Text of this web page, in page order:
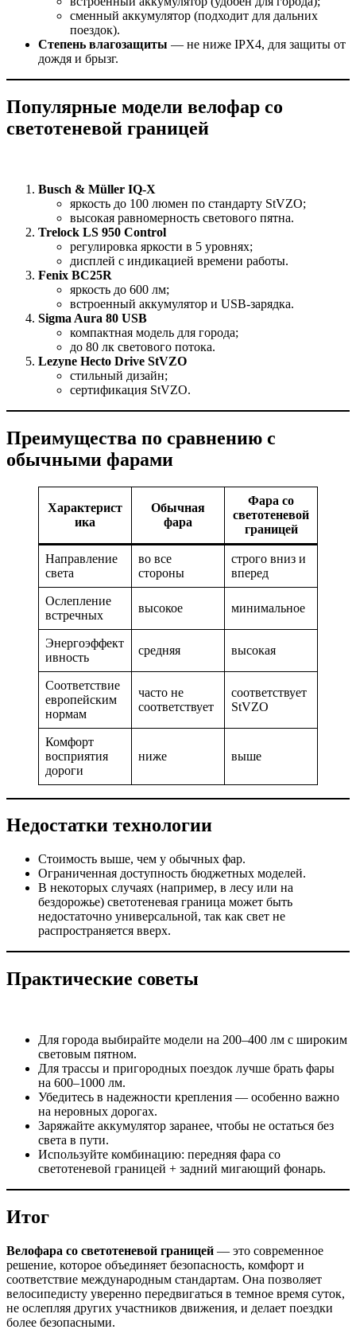
сменный аккумулятор (подходит для дальних
поездок).
Степень влагозащиты — не ниже IPX4, для защиты от
дождя и брызг.
Популярные модели велофар со
светотеневой границей
Busch & Müller IQ-X
яркость до 100 люмен по стандарту StVZO;
высокая равномерность светового пятна.
Trelock LS 950 Control
регулировка яркости в 5 уровнях;
дисплей с индикацией времени работы.
Fenix BC25R
яркость до 600 лм;
встроенный аккумулятор и USB-зарядка.
Sigma Aura 80 USB
компактная модель для города;
до 80 лк светового потока.
Lezyne Hecto Drive StVZO
стильный дизайн;
сертификация StVZO.
Преимущества по сравнению с
обычными фарами
Характерист
ика
Обычная
фара
Фара со
светотеневой
границей
Направление
света
во все
стороны
строго вниз и
вперед
Ослепление
встречных
высокое минимальное
Энергоэффект
ивность
средняя высокая
Соответствие
европейским
нормам
часто не
соответствует
соответствует
StVZO
Комфорт
восприятия
дороги
ниже выше
Недостатки технологии
Стоимость выше, чем у обычных фар.
Ограниченная доступность бюджетных моделей.
В некоторых случаях (например, в лесу или на
бездорожье) светотеневая граница может быть
недостаточно универсальной, так как свет не
распространяется вверх.
Практические советы
Для города выбирайте модели на 200–400 лм с широким
световым пятном.
Для трассы и пригородных поездок лучше брать фары
на 600–1000 лм.
Убедитесь в надежности крепления — особенно важно
на неровных дорогах.
Заряжайте аккумулятор заранее, чтобы не остаться без
света в пути.
Используйте комбинацию: передняя фара со
светотеневой границей + задний мигающий фонарь.
Итог
Велофара со светотеневой границей — это современное
решение, которое объединяет безопасность, комфорт и
соответствие международным стандартам. Она позволяет
велосипедисту уверенно передвигаться в темное время суток,
не ослепляя других участников движения, и делает поездки
более безопасными.